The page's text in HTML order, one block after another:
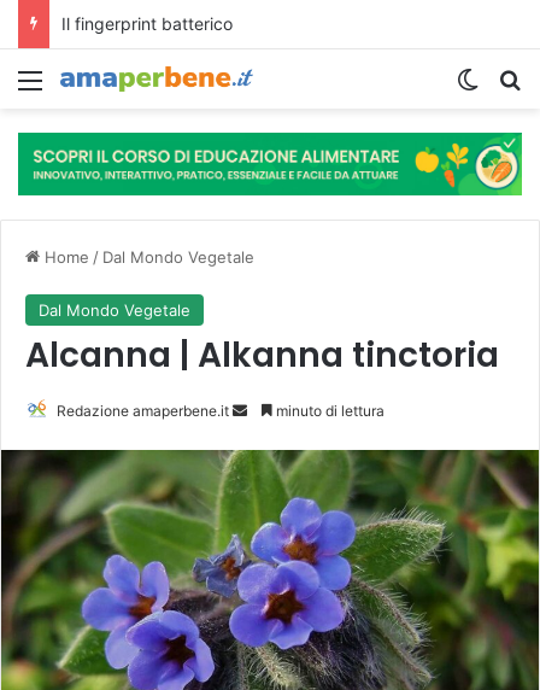
Menu
Home / Dal Mondo Vegetale
Dal Mondo Vegetale
Alcanna | Alkanna tinctoria
Redazione amaperbene.it
v
i
a
u
n
'
e
m
minuto di lettura